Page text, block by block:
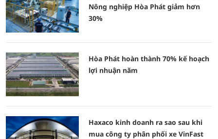
Nông nghiệp Hòa Phát giảm hơn
30%
Hòa Phát hoàn thành 70% kế hoạch
lợi nhuận năm
Haxaco kinh doanh ra sao sau khi
mua công ty phân phối xe VinFast